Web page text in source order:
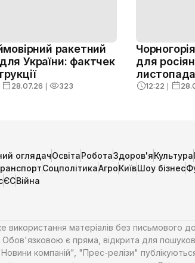
ракетний
України: фактчек
28.07.26 ❘ 323
для росіян
12:22 ❘
оглядачОсвітаРоботаЗдоров'яКультура
СоцполітикаАгроКиївШоу бізнес
ЄСВійна
використання матеріалів без письмового
є пряма, відкрита для
компаній", "Прес-релізи"